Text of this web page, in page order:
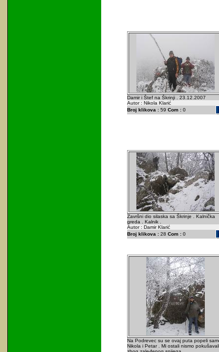
Damir i Štef na Škrinji . 23.12.2007
Autor : Nikola Klarić
Broj klikova :59 Com :0
Završni dio silaska sa Škrinje . Kalnička
greda . Kalnik .
Autor : Damir Klarić
Broj klikova :28 Com :0
Na Podrevec su se ovaj puta popeli
Nikola i Petar . Mi ostali nismo pokušavali